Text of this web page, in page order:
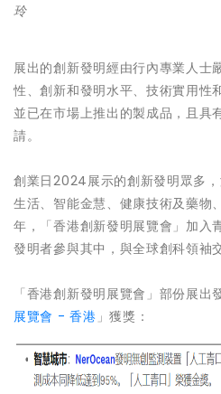
玲
展出的創新發明經由行內專業人士
性、創新和發明水平、技術實用性
並已在市場上推出的製成品，且具
請。
創業日2024展示的創新發明眾多
生活、智能金慧、健康技術及藥物
年，「香港創新發明展覽會」加入
發明者參與其中，與全球創科領袖
「香港創新發明展覽會」部份展出
展覽會 - 香港 」獲獎：